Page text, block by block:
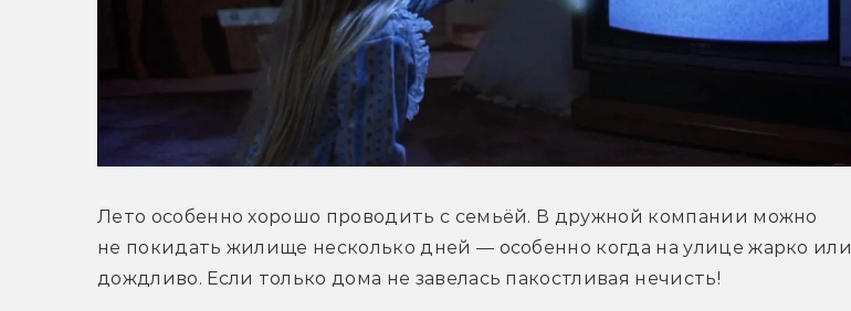
Лето особенно хорошо проводить с семьёй. В дружной компании можно
не покидать жилище несколько дней — особенно когда на улице жарко или
дождливо. Если только дома не завелась пакостливая нечисть!